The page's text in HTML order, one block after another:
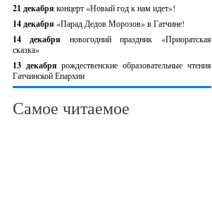
21 декабря концерт «Новый год к нам идет»!
14 декабря «Парад Дедов Морозов» в Гатчине!
14 декабря новогодний праздник «Приоратская
сказка»
13 декабрярождественские образовательные чтения
Гатчинской Епархии
Самое читаемое